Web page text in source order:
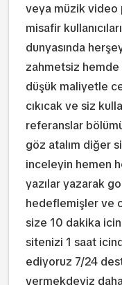
veya müzik video
misafir
dunyasında
zahmetsiz
düşük maliyetle
cıkıcak ve siz
referanslar
göz atalım diğer
inceleyin hemen
yazılar yazarak
hedeflemişler ve
size 10 dakika
sitenizi 1 saat
ediyoruz 7/24
vermekdeyiz